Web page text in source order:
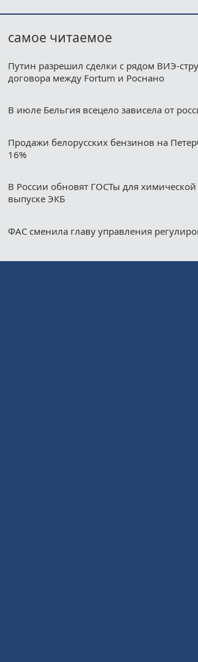
самое читаемое
Путин разрешил сделки с рядом ВИЭ-
договора между Fortum и Роснано
В июле Бельгия всецело зависела от
Продажи белорусских бензинов на
16%
В России обновят ГОСТы для
выпуске ЭКБ
ФАС сменила главу управления